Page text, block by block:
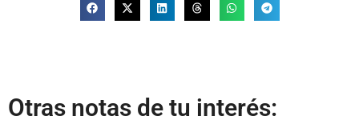
Otras notas de tu interés: